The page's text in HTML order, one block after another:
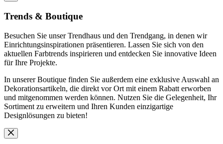
Trends & Boutique
Besuchen Sie unser Trendhaus und den Trendgang, in denen wir
Einrichtungsinspirationen präsentieren. Lassen Sie sich von den
aktuellen Farbtrends inspirieren und entdecken Sie innovative Ideen
für Ihre Projekte.
In unserer Boutique finden Sie außerdem eine exklusive Auswahl an
Dekorationsartikeln, die direkt vor Ort mit einem Rabatt erworben
und mitgenommen werden können. Nutzen Sie die Gelegenheit, Ihr
Sortiment zu erweitern und Ihren Kunden einzigartige
Designlösungen zu bieten!